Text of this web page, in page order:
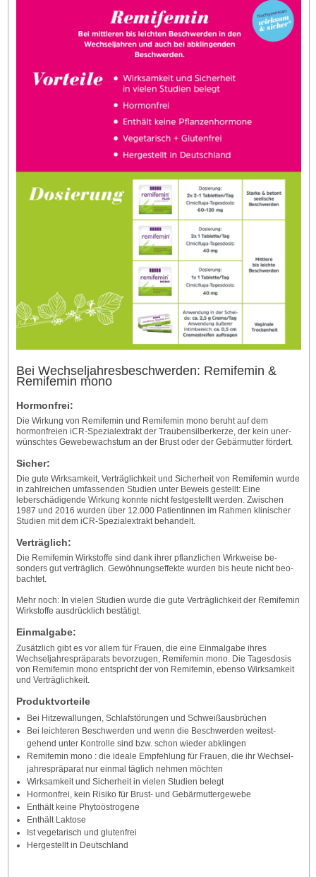
Bei Wechseljahresbeschwerden: Remifemin &
Remifemin mono
Hormonfrei:
Die Wirk­ung von Remi­femin und Remifemin mono be­ruht auf dem
hormon­freien iCR-Spezial­extrakt der Trauben­silber­kerze, der kein un­er­
wünschtes Gewebe­wachstum an der Brust oder der Gebär­mutter förd­ert.
Sicher:
Die gute Wirksamkeit, Verträglichkeit und Sicherheit von Remifemin wurde
in zahlreichen umfassenden Studien unter Beweis gestellt: Eine
leberschädigende Wirkung konnte nicht festgestellt werden. Zwischen
1987 und 2016 wurden über 12.000 Patientinnen im Rahmen klinischer
Studien mit dem iCR-Spezialextrakt behandelt.
Verträglich:
Die Remi­femin Wirk­stoffe sind dank ihrer pflanz­­lichen Wirk­weise be­
sonders gut ver­träglich. Gewöhn­ungs­effekte wurden bis heute nicht beo­
bachtet.
Mehr noch: In vielen Studien wurde die gute Verträg­lich­keit der Remi­femin
Wirk­stoffe aus­drück­lich be­stätigt.
Einmalgabe:
Zu­sätzlich gibt es vor allem für Frauen, die eine Einmal­gabe ihres
Wechsel­jahres­präparats be­vor­zugen, Remi­femin mono. Die Tages­dosis
von Remi­femin mono ent­spricht der von Remi­femin, eben­so Wirk­sam­keit
und Ver­träglich­keit.
Produktvorteile
Bei Hitze­wallungen, Schlaf­störungen und Schweiß­ausbrüchen
Bei leichter­en Besch­werden und wenn die Besc­hwerden weitest­
gehend unter Kon­trolle sind bzw. schon wieder ab­klingen
Remi­femin mono : die ideale Em­pfehlung für Frau­en, die ihr Wechsel­
jahres­präparat nur ein­mal täg­lich nehmen möch­ten
Wirksam­keit und Sicher­heit in vielen Studien be­legt
Hormonfrei, kein Risiko für Brust- und Gebär­mutter­gewebe
Ent­hält keine Phyto­östrogene
Ent­hält Laktose
Ist vegetarisch und gluten­frei
Hergestellt in Deutschland